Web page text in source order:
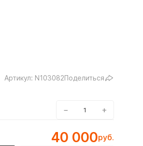
Артикул: N103082Поделиться
− +
40 000руб.